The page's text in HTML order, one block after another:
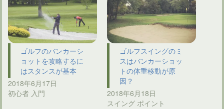
ゴルフのバンカーシ
ョットを攻略するに
はスタンスが基本
2018年6月17日
初心者 入門
ゴルフスイングのミ
スはバンカーショッ
トの体重移動が原
因？
2018年6月18日
スイング ポイント